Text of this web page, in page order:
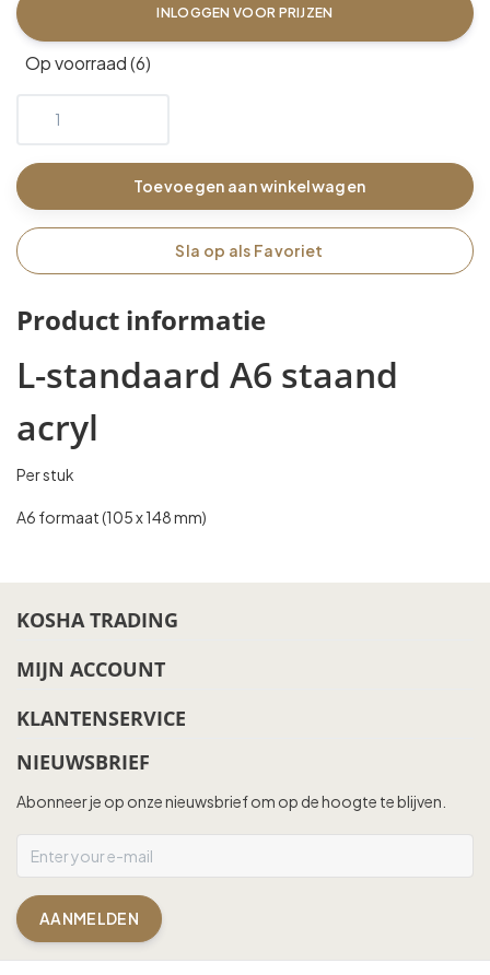
INLOGGEN VOOR PRIJZEN
Op voorraad (6)
Toevoegen aan winkelwagen
Sla op als Favoriet
Product informatie
L-standaard A6 staand
acryl
Per stuk
A6 formaat (105 x 148 mm)
KOSHA TRADING
MIJN ACCOUNT
KLANTENSERVICE
NIEUWSBRIEF
Abonneer je op onze nieuwsbrief om op de hoogte te blijven.
AANMELDEN